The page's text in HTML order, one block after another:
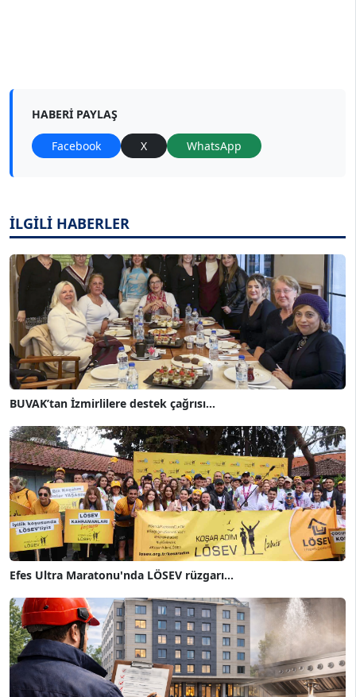
HABERI PAYLAŞ
Facebook X WhatsApp
İLGİLİ HABERLER
BUVAK’tan İzmirlilere destek çağrısı...
Efes Ultra Maratonu'nda LÖSEV rüzgarı...